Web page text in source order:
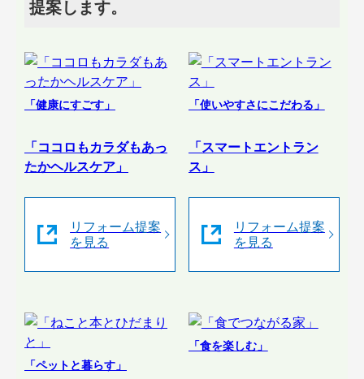
提案します。
「健康にすごす」
「ココロもカラダもあっ
たかヘルスケア」
リフォーム提案
を見る
「使いやすさにこだわる」
「スマートエントラン
ス」
リフォーム提案
を見る
「ペットと暮らす」
「食を楽しむ」